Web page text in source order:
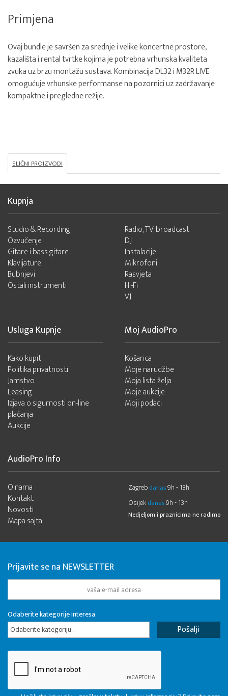
Primjena
Ovaj bundle je savršen za srednje i velike koncertne prostore,
kazališta i rental tvrtke kojima je potrebna vrhunska kvaliteta
zvuka uz brzu montažu sustava. Kombinacija DL32 i M32R LIVE
omogućuje vrhunske performanse na pozornici uz zadržavanje
kompaktne i pregledne režije.
SLIČNI PROIZVODI
Kupnja
Studio & Recording
Ozvučenje
Gitare i bass gitare
Klavijature
Bubnjevi
Ostali instrumenti
Radio, TV, broadcast
DJ
Instalacije
Mikrofoni
Rasvjeta
Hi-Fi
VJ
Usluga Kupnje
Kako kupiti
Politika privatnosti
Jamstvo
Leasing
Izjava o sigurnosti on-line
plaćanja
Aukcije
Moj AudioPro
Košarica
Moje narudžbe
Moja lista želja
Moje aukcije
Moji podaci
AudioPro Info
O nama
Kontakt
Novosti
Mapa sajta
Zagreb danas9h - 13h
Osijek danas9h - 13h
Nedjeljom i praznicima ne radimo
Prijavite se na NEWSLETTER
Odaberite kategorije interesa
Odaberite kategoriju...